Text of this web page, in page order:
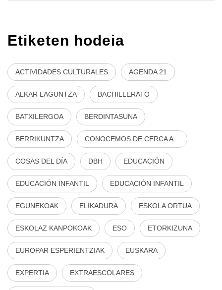
Etiketen hodeia
ACTIVIDADES CULTURALES AGENDA 21
ALKAR LAGUNTZA BACHILLERATO
BATXILERGOA BERDINTASUNA
BERRIKUNTZA CONOCEMOS DE CERCA A...
COSAS DEL DÍA DBH EDUCACIÓN
EDUCACIÓN INFANTIL EDUCACIÓN INFANTIL
EGUNEKOAK ELIKADURA ESKOLA ORTUA
ESKOLAZ KANPOKOAK ESO ETORKIZUNA
EUROPAR ESPERIENTZIAK EUSKARA
EXPERTIA EXTRAESCOLARES